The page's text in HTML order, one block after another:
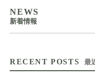
NEWS
新着情報
RECENT POSTS 最